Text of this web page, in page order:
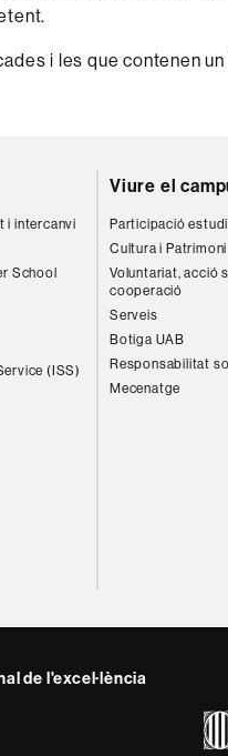
i les que contenen
i intercanvi
School
(ISS)
Viure el
Participació
Cultura i Patrimoni
Voluntariat, acció
cooperació
Serveis
Botiga UAB
Responsabilitat
Mecenatge
de l'excel·lència